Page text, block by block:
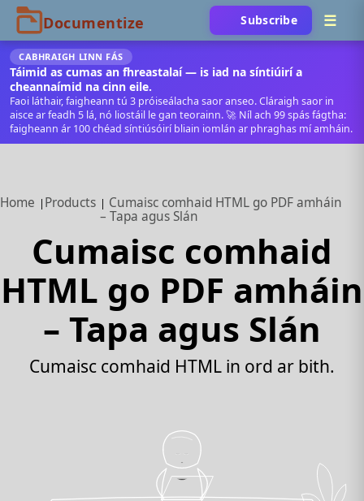
Subscribe
CABHRAIGH LINN FÁS
Táimid as cumas an fhreastalaí — is iad na síntiúirí a
cheannaímid na cinn eile.
Faoi láthair, faigheann tú 3 próiseálacha saor anseo. Cláraigh saor in
aisce ar feadh 5 lá, nó liostáil le gan teorainn. 🚀 Níl ach 99 spás fágtha:
faigheann ár 100 chéad síntiúsóirí bliain iomlán ar phraghas mí amháin.
Home Products
Cumaisc comhaid HTML go PDF amháin
– Tapa agus Slán
Cumaisc comhaid
HTML go PDF amháin
– Tapa agus Slán
Cumaisc comhaid HTML in ord ar bith.